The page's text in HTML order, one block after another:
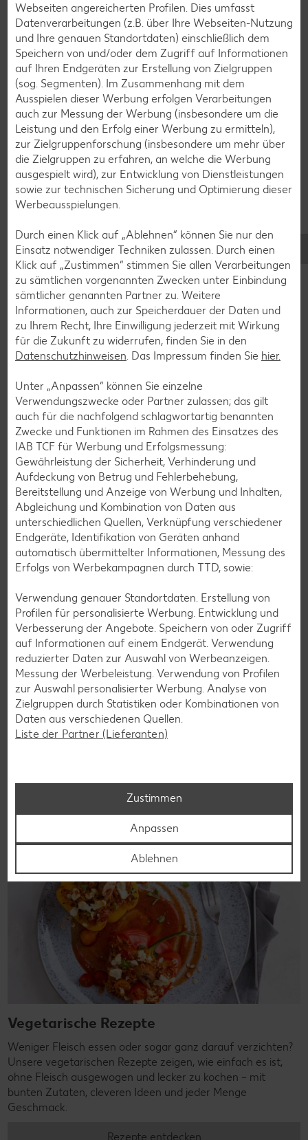
Bananen-Rezepte
Zurück zu allen Rezepten
Glutenfreie Rezepte
Wer auf Gluten verzichtet, muss nicht automatisch auf
mit unseren glutenfreien Rezepten zauberst du dir Gerichte,
die nicht nur verträglich, sondern auch richtig lecker sind.
Rezepte entdecken
Laktosefreie Rezepte
Laktoseintoleranz muss dich kulinarisch nicht ausbremsen,
denn es geht auch ohne. Unsere laktosefreien Rezepte
bringen Vielfalt auf den Tisch – für große und kleine
Vegetarische Rezepte
Weniger Fleisch essen oder sogar ganz darauf verzichten?
Unsere vegetarischen Rezepte zeigen, wie einfach es ist,
ohne Fleisch ausgewogen und lecker zu kochen – mit
bunten Zutaten, cleveren Ideen und jeder Menge
Geschmack.
Rezepte entdecken
Webseiten angereicherten Profilen. Dies umfasst
Datenverarbeitungen (z.B. über Ihre Webseiten-Nutzung
und Ihre genauen Standortdaten) einschließlich dem
Speichern von und/oder dem Zugriff auf Informationen
auf Ihren Endgeräten zur Erstellung von Zielgruppen
(sog. Segmenten). Im Zusammenhang mit dem
Ausspielen dieser Werbung erfolgen Verarbeitungen
auch zur Messung der Werbung (insbesondere um die
Leistung und den Erfolg einer Werbung zu ermitteln),
zur Zielgruppenforschung (insbesondere um mehr über
die Zielgruppen zu erfahren, an welche die Werbung
ausgespielt wird), zur Entwicklung von Dienstleistungen
sowie zur technischen Sicherung und Optimierung dieser
Werbeausspielungen.
Durch einen Klick auf „Ablehnen“ können Sie nur den
Einsatz notwendiger Techniken zulassen. Durch einen
Klick auf „Zustimmen“ stimmen Sie allen Verarbeitungen
zu sämtlichen vorgenannten Zwecken unter Einbindung
sämtlicher genannten Partner zu. Weitere
Informationen, auch zur Speicherdauer der Daten und
zu Ihrem Recht, Ihre Einwilligung jederzeit mit Wirkung
für die Zukunft zu widerrufen, finden Sie in den
Datenschutzhinweisen. Das Impressum finden Sie hier.
Unter „Anpassen“ können Sie einzelne
Verwendungszwecke oder Partner zulassen; das gilt
auch für die nachfolgend schlagwortartig benannten
Zwecke und Funktionen im Rahmen des Einsatzes des
IAB TCF für Werbung und Erfolgsmessung:
Gewährleistung der Sicherheit, Verhinderung und
Aufdeckung von Betrug und Fehlerbehebung,
Bereitstellung und Anzeige von Werbung und Inhalten,
Abgleichung und Kombination von Daten aus
unterschiedlichen Quellen, Verknüpfung verschiedener
Endgeräte, Identifikation von Geräten anhand
automatisch übermittelter Informationen, Messung des
Erfolgs von Werbekampagnen durch TTD, sowie:
Verwendung genauer Standortdaten. Erstellung von
Profilen für personalisierte Werbung. Entwicklung und
Verbesserung der Angebote. Speichern von oder Zugriff
auf Informationen auf einem Endgerät. Verwendung
reduzierter Daten zur Auswahl von Werbeanzeigen.
Messung der Werbeleistung. Verwendung von Profilen
zur Auswahl personalisierter Werbung. Analyse von
Zielgruppen durch Statistiken oder Kombinationen von
Daten aus verschiedenen Quellen.
Liste der Partner (Lieferanten)
Zustimmen
Anpassen
Ablehnen